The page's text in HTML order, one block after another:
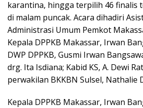
karantina, hingga terpilih 46 finalis
di malam puncak. Acara dihadiri
Administrasi Umum Pemkot
Kepala DPPKB Makassar, Irwan
DWP DPPKB, Gusmi Irwan
drg. Ita Isdiana; Kabid KS, A. Dewi
perwakilan BKKBN Sulsel, Nathalie
Kepala DPPKB Makassar, Irwan